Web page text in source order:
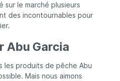
sur le marché plusieurs
des incontournables pour
Abu Garcia
les produits de pêche Abu
Mais nous aimons